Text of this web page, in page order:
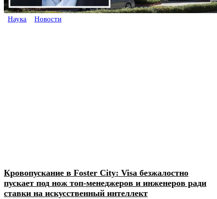
Наука Новости
Кровопускание в Foster City: Visa безжалостно
пускает под нож топ-менеджеров и инженеров ради
ставки на искусственный интеллект